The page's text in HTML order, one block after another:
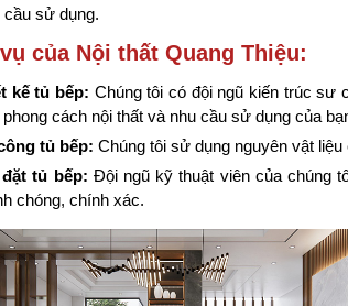
sử dụng.
của Nội thất Quang Thiệu:
kế tủ bếp: Chúng tôi có đội ngũ kiến trúc sư
cách nội thất và nhu cầu sử dụng của
tủ bếp: Chúng tôi sử dụng nguyên vật
đặt tủ bếp: Đội ngũ kỹ thuật viên của chúng
chóng, chính xác.